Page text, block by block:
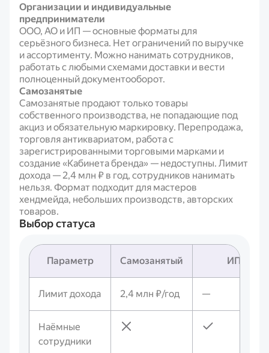
Организации и индивидуальные
предприниматели
ООО, АО и ИП — основные форматы для
серьёзного бизнеса. Нет ограничений по выручке
и ассортименту. Можно нанимать сотрудников,
работать с любыми схемами доставки и вести
полноценный документооборот.
Самозанятые
Самозанятые продают только товары
собственного производства, не попадающие под
акциз и обязательную маркировку. Перепродажа,
торговля антиквариатом, работа с
зарегистрированными торговыми марками и
создание «Кабинета бренда» — недоступны. Лимит
дохода — 2,4 млн ₽ в год, сотрудников нанимать
нельзя. Формат подходит для мастеров
хендмейда, небольших производств, авторских
товаров.
Выбор статуса
Параметр Самозанятый ИП
Лимит дохода 2,4 млн ₽/год —
Наёмные
сотрудники